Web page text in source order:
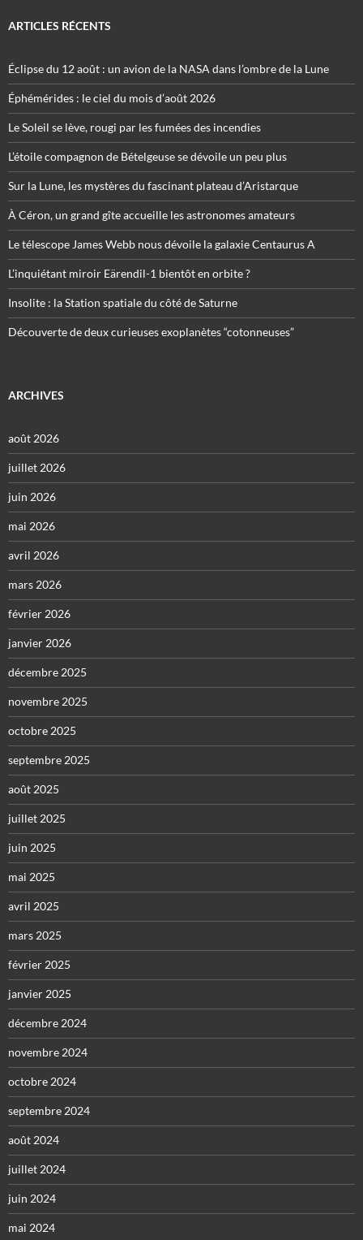
ARTICLES RÉCENTS
Éclipse du 12 août : un avion de la NASA dans l’ombre de la Lune
Éphémérides : le ciel du mois d’août 2026
Le Soleil se lève, rougi par les fumées des incendies
L’étoile compagnon de Bételgeuse se dévoile un peu plus
Sur la Lune, les mystères du fascinant plateau d’Aristarque
À Céron, un grand gîte accueille les astronomes amateurs
Le télescope James Webb nous dévoile la galaxie Centaurus A
L’inquiétant miroir Eärendil-1 bientôt en orbite ?
Insolite : la Station spatiale du côté de Saturne
Découverte de deux curieuses exoplanètes “cotonneuses”
ARCHIVES
août 2026
juillet 2026
juin 2026
mai 2026
avril 2026
mars 2026
février 2026
janvier 2026
décembre 2025
novembre 2025
octobre 2025
septembre 2025
août 2025
juillet 2025
juin 2025
mai 2025
avril 2025
mars 2025
février 2025
janvier 2025
décembre 2024
novembre 2024
octobre 2024
septembre 2024
août 2024
juillet 2024
juin 2024
mai 2024